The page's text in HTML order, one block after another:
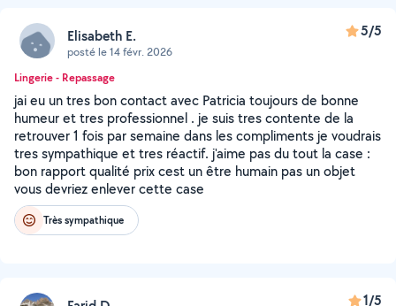
Elisabeth E.
posté le 14 févr. 2026
5/5
Lingerie - Repassage
jai eu un tres bon contact avec Patricia toujours de bonne
humeur et tres professionnel . je suis tres contente de la
retrouver 1 fois par semaine dans les compliments je voudrais
tres sympathique et tres réactif. j'aime pas du tout la case :
bon rapport qualité prix cest un être humain pas un objet
vous devriez enlever cette case
Très sympathique
1/5